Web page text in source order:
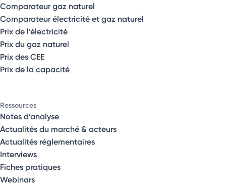
Comparateur gaz naturel
Comparateur électricité et gaz naturel
Prix de l’électricité
Prix du gaz naturel
Prix des CEE
Prix de la capacité
Ressources
Notes d’analyse
Actualités du marché & acteurs
Actualités réglementaires
Interviews
Fiches pratiques
Webinars